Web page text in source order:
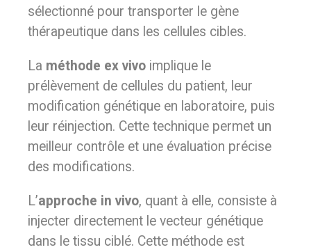
sélectionné pour transporter le gène
thérapeutique dans les cellules cibles.
La méthode ex vivo implique le
prélèvement de cellules du patient, leur
modification génétique en laboratoire, puis
leur réinjection. Cette technique permet un
meilleur contrôle et une évaluation précise
des modifications.
L’approche in vivo, quant à elle, consiste à
injecter directement le vecteur génétique
dans le tissu ciblé. Cette méthode est